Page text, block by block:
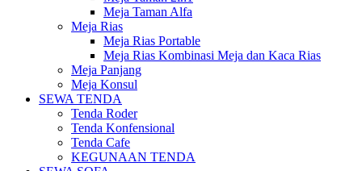
Meja Taman Alfa
Meja Rias
Meja Rias Portable
Meja Rias Kombinasi Meja dan Kaca Rias
Meja Panjang
Meja Konsul
SEWA TENDA
Tenda Roder
Tenda Konfensional
Tenda Cafe
KEGUNAAN TENDA